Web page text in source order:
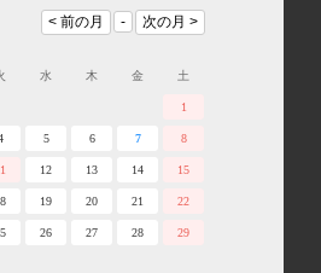
水 木 金 土
1
5 6 7 8
12 13 14 15
19 20 21 22
26 27 28 29